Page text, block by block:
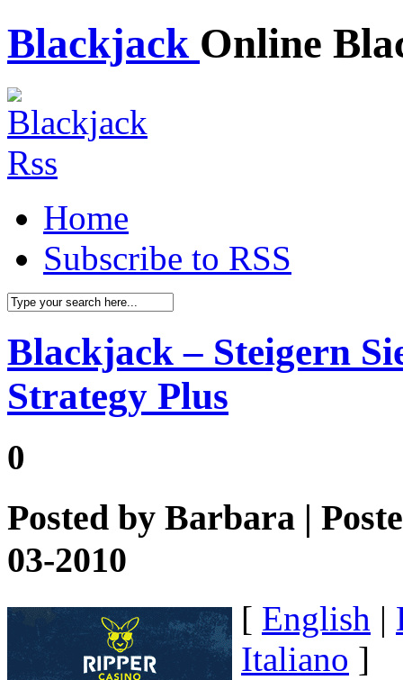
Blackjack Online
Home
Subscribe to RSS
Blackjack – Steigern
Strategy Plus
0
Posted by Barbara |
03-2010
[ English |
Italiano ]